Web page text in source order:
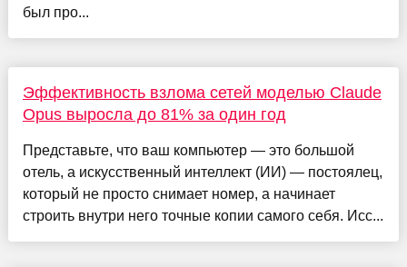
был про...
Эффективность взлома сетей моделью Claude
Opus выросла до 81% за один год
Представьте, что ваш компьютер — это большой
отель, а искусственный интеллект (ИИ) — постоялец,
который не просто снимает номер, а начинает
строить внутри него точные копии самого себя. Исс...